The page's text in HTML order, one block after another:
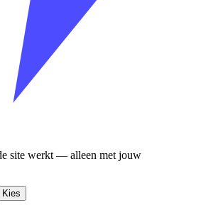
site werkt — alleen met jouw
Kies